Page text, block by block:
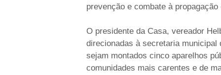
prevenção e combate à
O presidente da Casa, vereador
direcionadas à secretaria municipal
sejam montados cinco aparelhos
comunidades mais carentes e de